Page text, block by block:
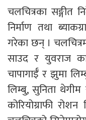
चलचित्रका सङ्गीत
निर्माण तथा
गरेका छन् ।
साउद र युवराज
चापागाईँ र झुमा
लिम्बु, सुनिता
कोरियोग्राफी